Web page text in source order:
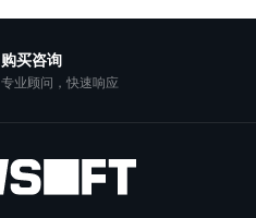
购买咨询
专业顾问，快速响应